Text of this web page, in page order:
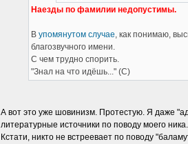
Наезды по фамилии недопустимы.
В упомянутом случае, как понимаю,
благозвучного имени.
С чем трудно спорить.
"Знал на что идёшь..." (С)
А вот это уже шовинизм. Протестую. Я даже
литературные источники по поводу моего
Кстати, никто не встреевает по поводу